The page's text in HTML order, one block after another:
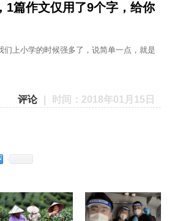
1篇作文仅用了9个字，给你
们上小学的时候强多了，说简单一点，就是
评论 时间：2018年01月15日